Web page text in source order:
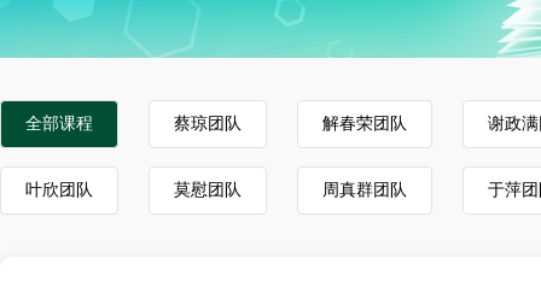
全部课程 蔡琼团队 解春荣团队 谢政
叶欣团队 莫慰团队 周真群团队 于萍